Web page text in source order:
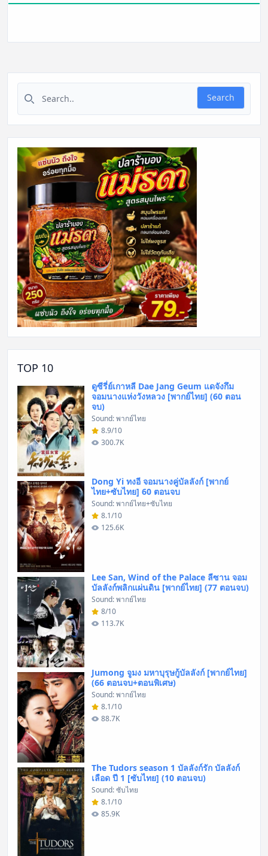
Search for:
Search
TOP 10
ดูซีรี่ย์เกาหลี Dae Jang Geum แดจังกึม
จอมนางแห่งวังหลวง [พากย์ไทย] (60 ตอน
จบ)
Sound: พากย์ไทย
8.9/10
300.7K
Dong Yi ทงอี จอมนางคู่บัลลังก์ [พากย์
ไทย+ซับไทย] 60 ตอนจบ
Sound: พากย์ไทย+ซับไทย
8.1/10
125.6K
Lee San, Wind of the Palace ลีซาน จอม
บัลลังก์พลิกแผ่นดิน [พากย์ไทย] (77 ตอนจบ)
Sound: พากย์ไทย
8/10
113.7K
Jumong จูมง มหาบุรุษกู้บัลลังก์ [พากย์ไทย]
(66 ตอนจบ+ตอนพิเศษ)
Sound: พากย์ไทย
8.1/10
88.7K
The Tudors season 1 บัลลังก์รัก บัลลังก์
เลือด ปี 1 [ซับไทย] (10 ตอนจบ)
Sound: ซับไทย
8.1/10
85.9K